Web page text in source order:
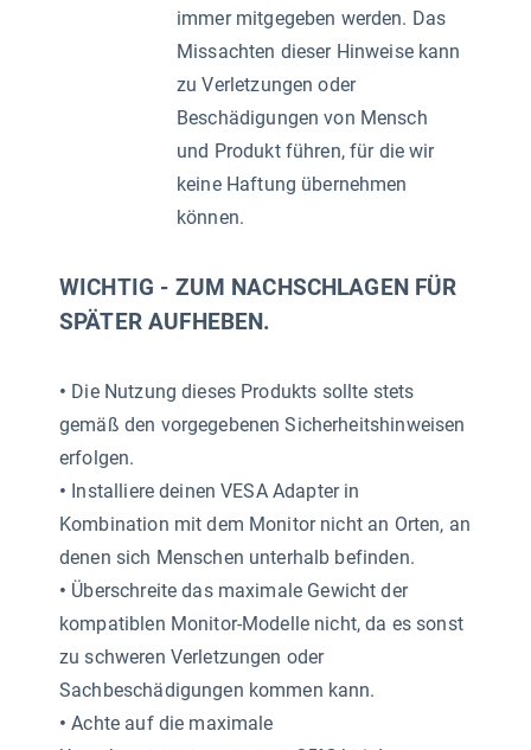
immer mitgegeben werden. Das
Missachten dieser Hinweise kann
zu Verletzungen oder
Beschädigungen von Mensch
und Produkt führen, für die wir
keine Haftung übernehmen
können.
WICHTIG - ZUM NACHSCHLAGEN FÜR
SPÄTER AUFHEBEN.
• Die Nutzung dieses Produkts sollte stets
gemäß den vorgegebenen Sicherheitshinweisen
erfolgen.
• Installiere deinen VESA Adapter in
Kombination mit dem Monitor nicht an Orten, an
denen sich Menschen unterhalb befinden.
• Überschreite das maximale Gewicht der
kompatiblen Monitor-Modelle nicht, da es sonst
zu schweren Verletzungen oder
Sachbeschädigungen kommen kann.
• Achte auf die maximale